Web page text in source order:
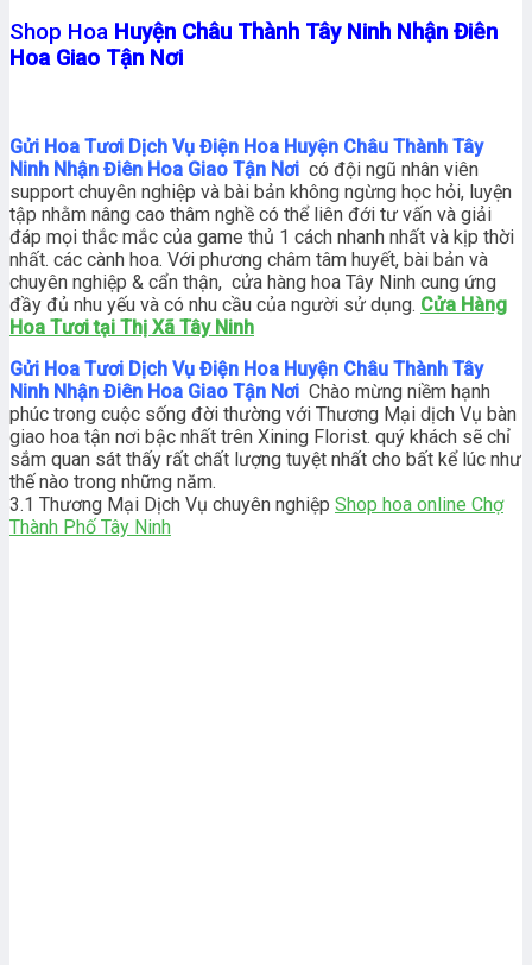
Shop Hoa Huyện Châu Thành Tây Ninh Nhận Điên
Hoa Giao Tận Nơi
Gửi Hoa Tươi Dịch Vụ Điện Hoa Huyện Châu Thành Tây
Ninh Nhận Điên Hoa Giao Tận Nơi có đội ngũ nhân viên
support chuyên nghiệp và bài bản không ngừng học hỏi, luyện
tập nhằm nâng cao thâm nghề có thể liên đới tư vấn và giải
đáp mọi thắc mắc của game thủ 1 cách nhanh nhất và kịp thời
nhất. các cành hoa. Với phương châm tâm huyết, bài bản và
chuyên nghiệp & cẩn thận, cửa hàng hoa Tây Ninh cung ứng
đầy đủ nhu yếu và có nhu cầu của người sử dụng. Cửa Hàng
Hoa Tươi tại Thị Xã Tây Ninh
Gửi Hoa Tươi Dịch Vụ Điện Hoa Huyện Châu Thành Tây
Ninh Nhận Điên Hoa Giao Tận Nơi Chào mừng niềm hạnh
phúc trong cuộc sống đời thường với Thương Mại dịch Vụ bàn
giao hoa tận nơi bậc nhất trên Xining Florist. quý khách sẽ chỉ
sắm quan sát thấy rất chất lượng tuyệt nhất cho bất kể lúc như
thế nào trong những năm.
3.1 Thương Mại Dịch Vụ chuyên nghiệp Shop hoa online Chợ
Thành Phố Tây Ninh